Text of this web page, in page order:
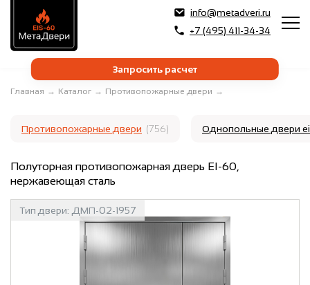
info@metadveri.ru
+7 (495) 411-34-34
Запросить расчет
Главная → Каталог → Противопожарные двери →
Противопожарные двери (756) Однопольные двери
Полуторная противопожарная дверь EI-60,
нержавеющая сталь
Тип двери: ДМП-02-1957